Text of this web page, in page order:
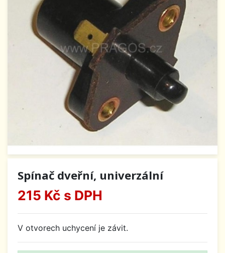
Spínač dveřní, univerzální
215 Kč s DPH
V otvorech uchycení je závit.